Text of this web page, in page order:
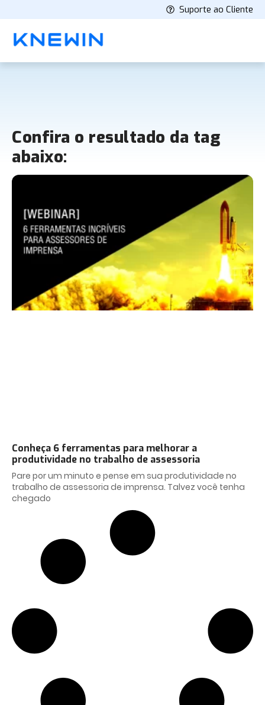
Suporte ao Cliente
Confira o resultado da tag
abaixo:
Conheça 6 ferramentas para melhorar a
produtividade no trabalho de assessoria
Pare por um minuto e pense em sua produtividade no
trabalho de assessoria de imprensa. Talvez você tenha
chegado